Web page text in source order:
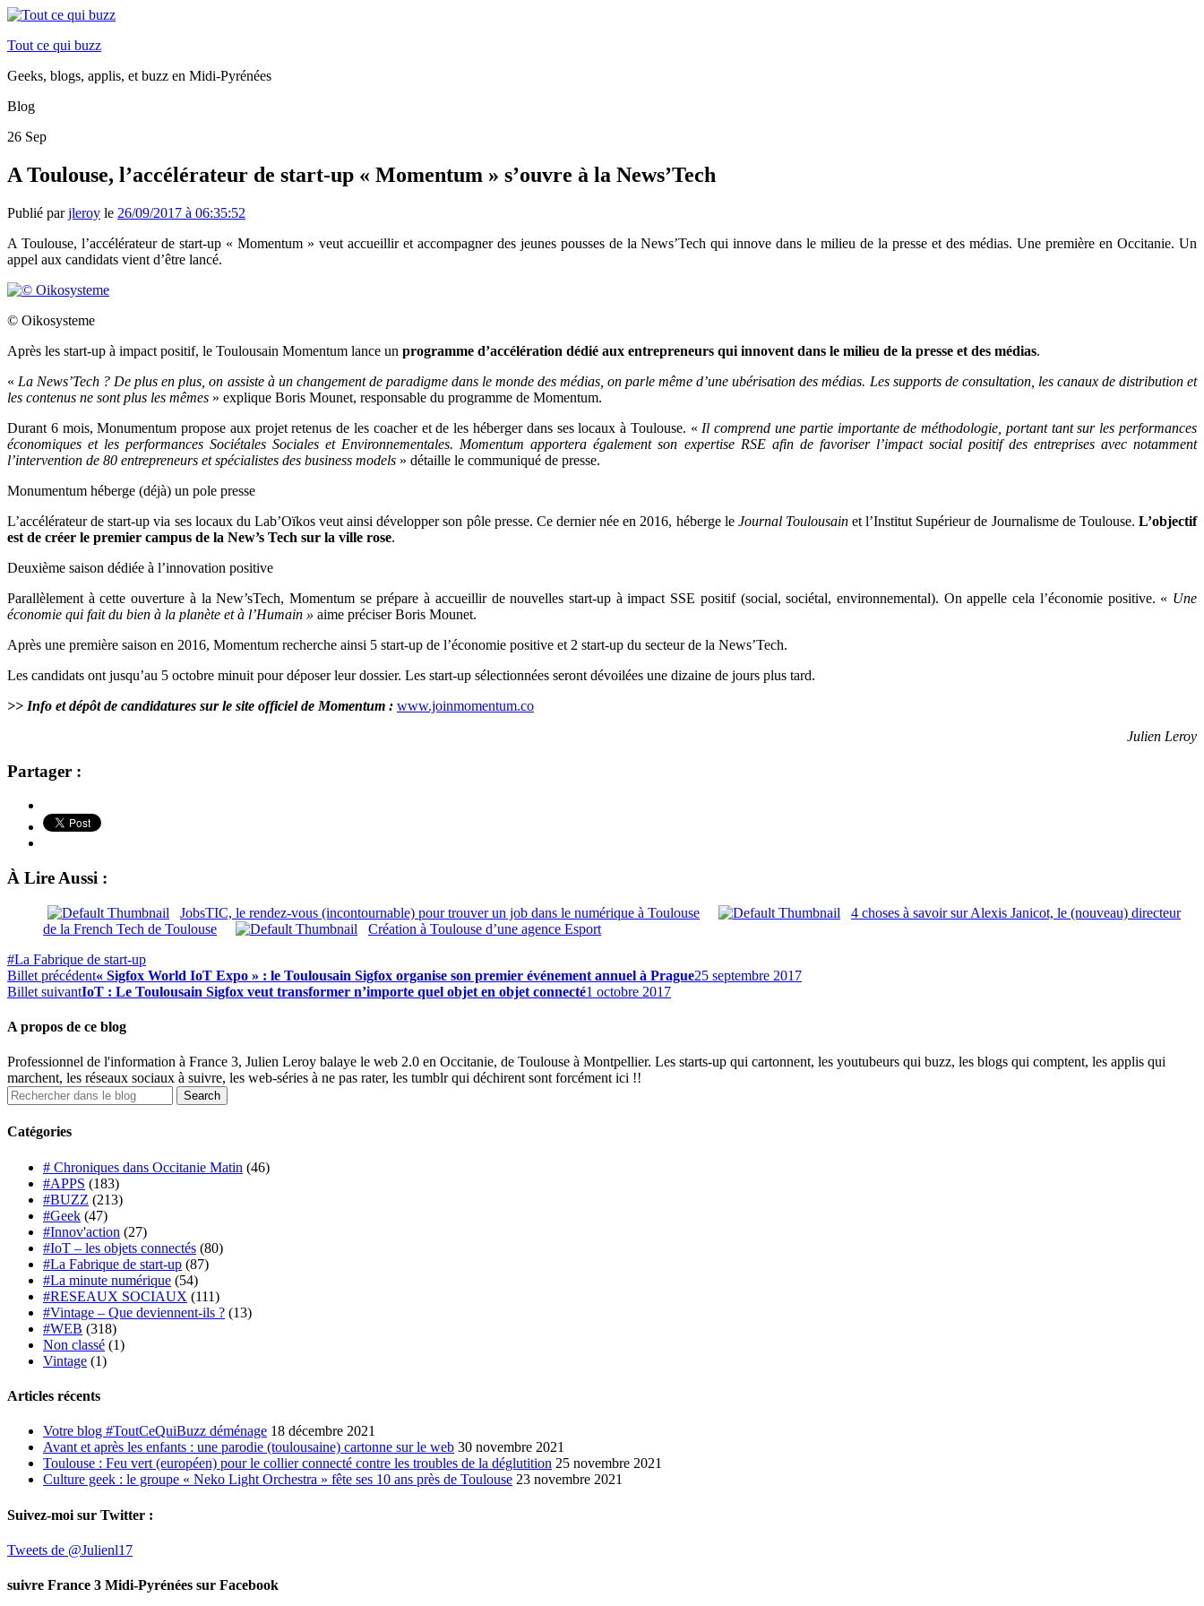
Tout ce qui buzz
Geeks, blogs, applis, et buzz en Midi-Pyrénées
Blog
26 Sep
A Toulouse, l’accélérateur de start-up « Momentum » s’ouvre à la News’Tech
Publié parjleroy le 26/09/2017 à 06:35:52
A Toulouse, l’accélérateur de start-up « Momentum » veut accueillir et accompagner des jeunes pousses de la News’Tech qui innove dans le milieu de la presse et des médias. Une première en Occitanie. Un
appel aux candidats vient d’être lancé.
© Oikosysteme
Après les start-up à impact positif, le Toulousain Momentum lance un programme d’accélération dédié aux entrepreneurs qui innovent dans le milieu de la presse et des médias.
« La News’Tech ? De plus en plus, on assiste à un changement de paradigme dans le monde des médias, on parle même d’une ubérisation des médias. Les supports de consultation, les canaux de distribution et
les contenus ne sont plus les mêmes » explique Boris Mounet, responsable du programme de Momentum.
Durant 6 mois, Monumentum propose aux projet retenus de les coacher et de les héberger dans ses locaux à Toulouse. « Il comprend une partie importante de méthodologie, portant tant sur les performances
économiques et les performances Sociétales Sociales et Environnementales. Momentum apportera également son expertise RSE afin de favoriser l’impact social positif des entreprises avec notamment
l’intervention de 80 entrepreneurs et spécialistes des business models » détaille le communiqué de presse.
Monumentum héberge (déjà) un pole presse
L’accélérateur de start-up via ses locaux du Lab’Oïkos veut ainsi développer son pôle presse. Ce dernier née en 2016, héberge le Journal Toulousainet l’Institut Supérieur de Journalisme de Toulouse.L’objectif
est de créer le premier campus de la New’s Tech sur la ville rose.
Deuxième saison dédiée à l’innovation positive
Parallèlement à cette ouverture à la New’sTech, Momentum se prépare à accueillir de nouvelles start-up à impact SSE positif (social, sociétal, environnemental). On appelle cela l’économie positive. « Une
économie qui fait du bien à la planète et à l’Humain » aime préciser Boris Mounet.
Après une première saison en 2016, Momentum recherche ainsi 5 start-up de l’économie positive et 2 start-up du secteur de la News’Tech.
Les candidats ont jusqu’au 5 octobre minuit pour déposer leur dossier. Les start-up sélectionnées seront dévoilées une dizaine de jours plus tard.
>> Info et dépôt de candidatures sur le site officiel de Momentum : www.joinmomentum.co
Julien Leroy
Partager :
À Lire Aussi :
JobsTIC, le rendez-vous (incontournable) pour trouver un job dans le numérique à Toulouse
4 choses à savoir sur Alexis Janicot, le (nouveau) directeur
de la French Tech de Toulouse
Création à Toulouse d’une agence Esport
#La Fabrique de start-up
Billet précédent« Sigfox World IoT Expo » : le Toulousain Sigfox organise son premier événement annuel à Prague25 septembre 2017
Billet suivantIoT : Le Toulousain Sigfox veut transformer n’importe quel objet en objet connecté1 octobre 2017
A propos de ce blog
Professionnel de l'information à France 3, Julien Leroy balaye le web 2.0 en Occitanie, de Toulouse à Montpellier. Les starts-up qui cartonnent, les youtubeurs qui buzz, les blogs qui comptent, les applis qui
marchent, les réseaux sociaux à suivre, les web-séries à ne pas rater, les tumblr qui déchirent sont forcément ici !!
Catégories
# Chroniques dans Occitanie Matin (46)
#APPS (183)
#BUZZ (213)
#Geek (47)
#Innov'action (27)
#IoT – les objets connectés (80)
#La Fabrique de start-up (87)
#La minute numérique (54)
#RESEAUX SOCIAUX (111)
#Vintage – Que deviennent-ils ? (13)
#WEB (318)
Non classé (1)
Vintage (1)
Articles récents
Votre blog #ToutCeQuiBuzz déménage 18 décembre 2021
Avant et après les enfants : une parodie (toulousaine) cartonne sur le web 30 novembre 2021
Toulouse : Feu vert (européen) pour le collier connecté contre les troubles de la déglutition 25 novembre 2021
Culture geek : le groupe « Neko Light Orchestra » fête ses 10 ans près de Toulouse 23 novembre 2021
Suivez-moi sur Twitter :
Tweets de @Julienl17
suivre France 3 Midi-Pyrénées sur Facebook